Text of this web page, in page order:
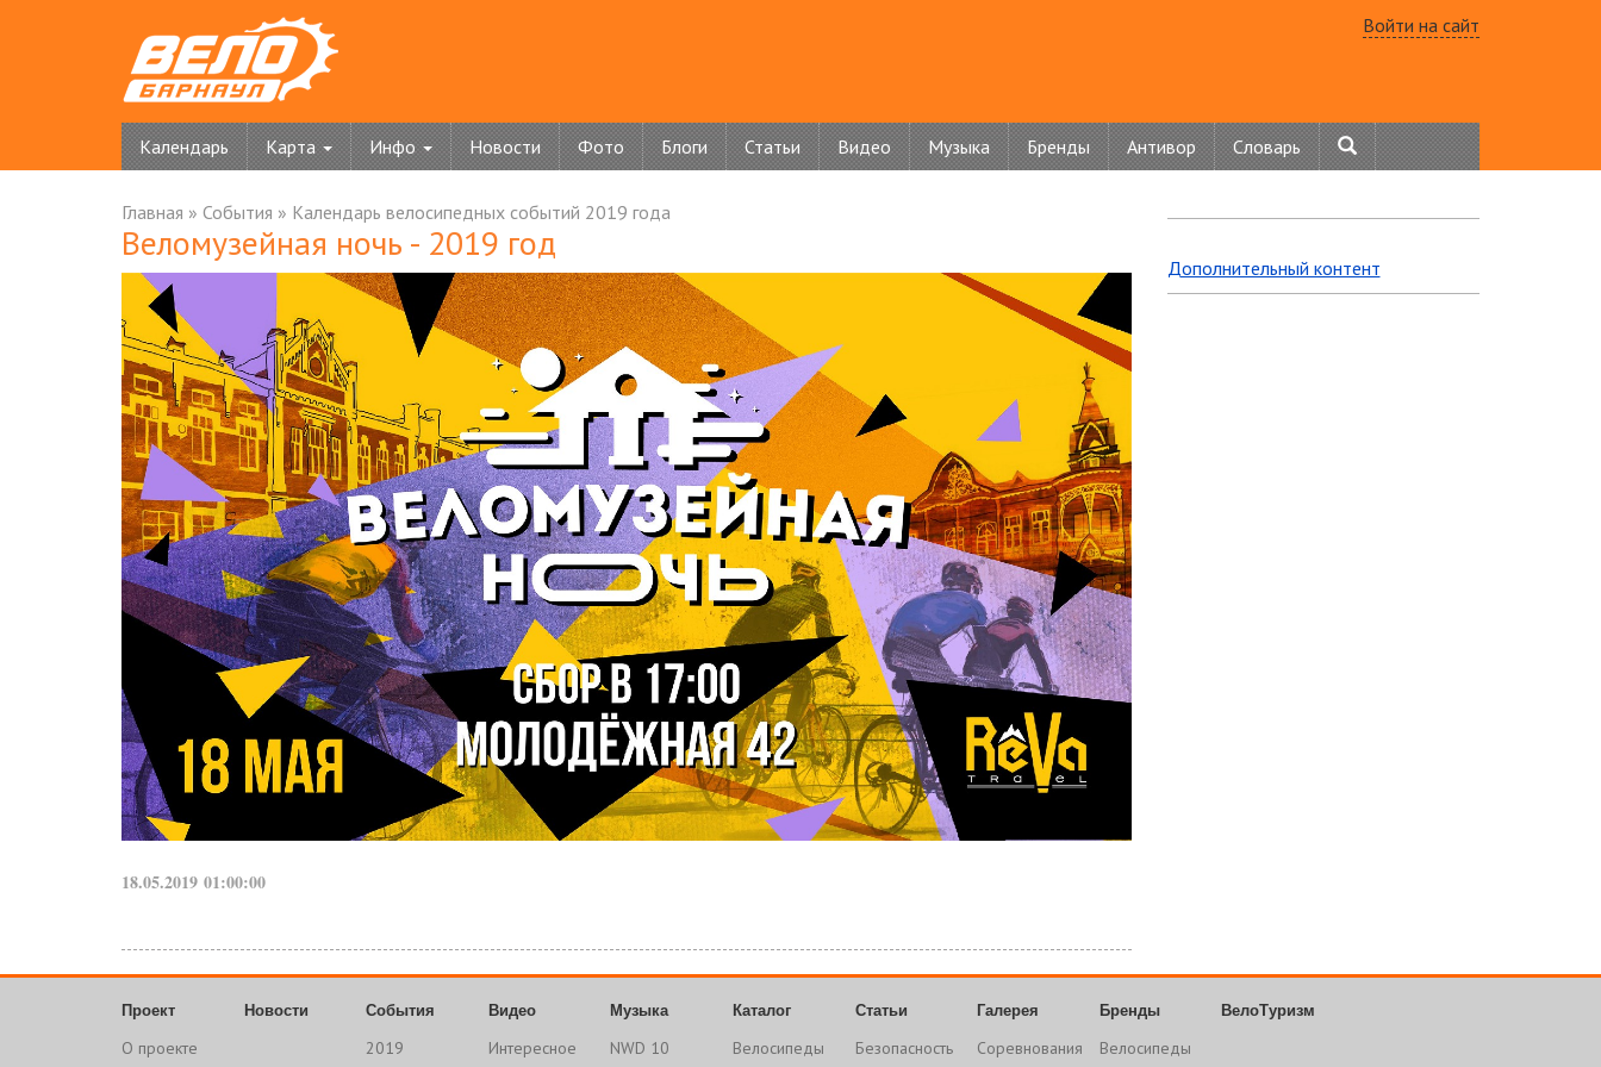
Войти на сайт
Календарь Карта Инфо Новости Фото Блоги Статьи Видео Музыка Бренды Антивор Словарь
Главная » События » Календарь велосипедных событий 2019 года
Веломузейная ночь - 2019 год
18.05.2019 01:00:00
Дополнительный контент
Проект
О проекте
Новости События
2019
Видео
Интересное
Музыка
NWD 10
Каталог
Велосипеды
Статьи
Безопасность
Галерея
Соревнования
Бренды
Велосипеды
ВелоТуризм